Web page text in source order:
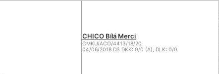
CHICO Bílá Merci
CMKU/ACO/4413/18/20
04/06/2018 DS DKK: 0/0 (A), DLK: 0/0